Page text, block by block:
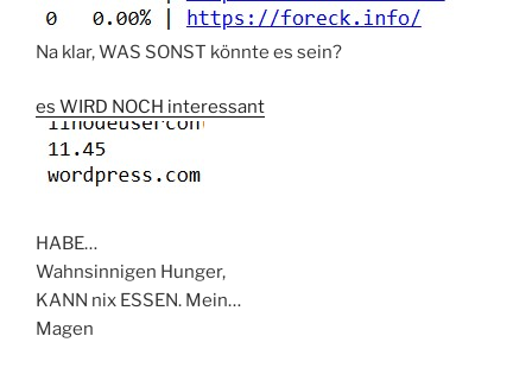
Na klar, WAS SONST könnte es sein?
es WIRD NOCH interessant
HABE…
Wahnsinnigen Hunger,
KANN nix ESSEN. Mein…
Magen